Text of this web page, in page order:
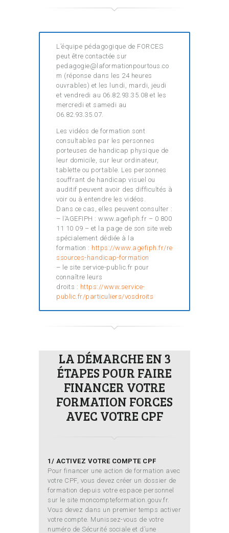
L’équipe pédagogique de FORCES
peut être contactée sur
pedagogie@laformationpourtous.co
m (réponse dans les 24 heures
ouvrables) et les lundi, mardi, jeudi
et vendredi au 06.82.93.35.08 et les
mercredi et samedi au
06.82.93.35.07.
Les vidéos de formation sont
consultables par les personnes
porteuses de handicap physique de
leur domicile, sur leur ordinateur,
tablette ou portable. Les personnes
souffrant de handicap visuel ou
auditif peuvent avoir des difficultés à
voir ou à entendre les vidéos.
Dans ce cas, elles peuvent consulter :
– l’AGEFIPH : www.agefiph.fr – 0 800
11 10 09 – et la page de son site web
spécialement dédiée à la
formation : https://www.agefiph.fr/re
ssources-handicap-formation
– le site service-public.fr pour
connaître leurs
droits : https://www.service-
public.fr/particuliers/vosdroits
LA DÉMARCHE EN 3
ÉTAPES POUR FAIRE
FINANCER VOTRE
FORMATION FORCES
AVEC VOTRE CPF
1/ ACTIVEZ VOTRE COMPTE CPF
Pour financer une action de formation avec
votre CPF, vous devez créer un dossier de
formation depuis votre espace personnel
sur le site moncompteformation.gouv.fr.
Vous devez dans un premier temps activer
votre compte. Munissez-vous de votre
numéro de Sécurité sociale et d’une